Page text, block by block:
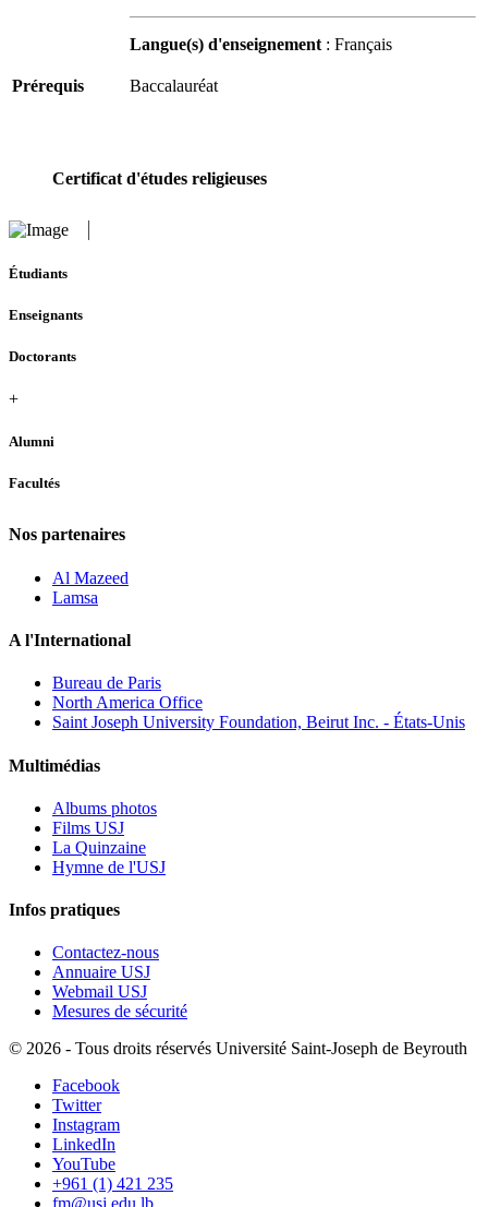
Langue(s) d'enseignement: Français
Prérequis Baccalauréat
Certificat d'études religieuses
Étudiants
Enseignants
Doctorants
+
Alumni
Facultés
Nos partenaires
Al Mazeed
Lamsa
A l'International
Bureau de Paris
North America Office
Saint Joseph University Foundation, Beirut Inc. - États-Unis
Multimédias
Albums photos
Films USJ
La Quinzaine
Hymne de l'USJ
Infos pratiques
Contactez-nous
Annuaire USJ
Webmail USJ
Mesures de sécurité
© 2026 - Tous droits réservés Université Saint-Joseph de Beyrouth
Facebook
Twitter
Instagram
LinkedIn
YouTube
+961 (1) 421 235